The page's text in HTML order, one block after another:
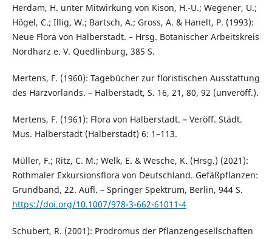
Herdam, H. unter Mitwirkung von Kison, H.-U.; Wegener, U.;
Högel, C.; Illig, W.; Bartsch, A.; Gross, A. & Hanelt, P. (1993):
Neue Flora von Halberstadt. – Hrsg. Botanischer Arbeitskreis
Nordharz e. V. Quedlinburg, 385 S.
Mertens, F. (1960): Tagebücher zur floristischen Ausstattung
des Harzvorlands. – Halberstadt, S. 16, 21, 80, 92 (unveröff.).
Mertens, F. (1961): Flora von Halberstadt. – Veröff. Städt.
Mus. Halberstadt (Halberstadt) 6: 1–113.
Müller, F.; Ritz, C. M.; Welk, E. & Wesche, K. (Hrsg.) (2021):
Rothmaler Exkursionsflora von Deutschland. Gefäßpflanzen:
Grundband, 22. Aufl. – Springer Spektrum, Berlin, 944 S.
https://doi.org/10.1007/978-3-662-61011-4
Schubert, R. (2001): Prodromus der Pflanzengesellschaften